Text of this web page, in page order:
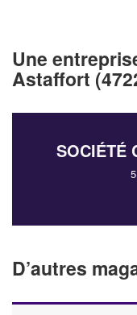
Une
Astaffort
SOCIÉTÉ
D’autres
vos